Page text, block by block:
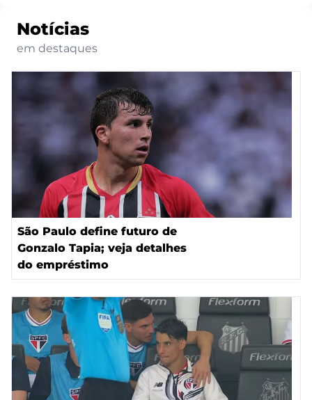
Notícias
em destaques
São Paulo define futuro de
Gonzalo Tapia; veja detalhes
do empréstimo